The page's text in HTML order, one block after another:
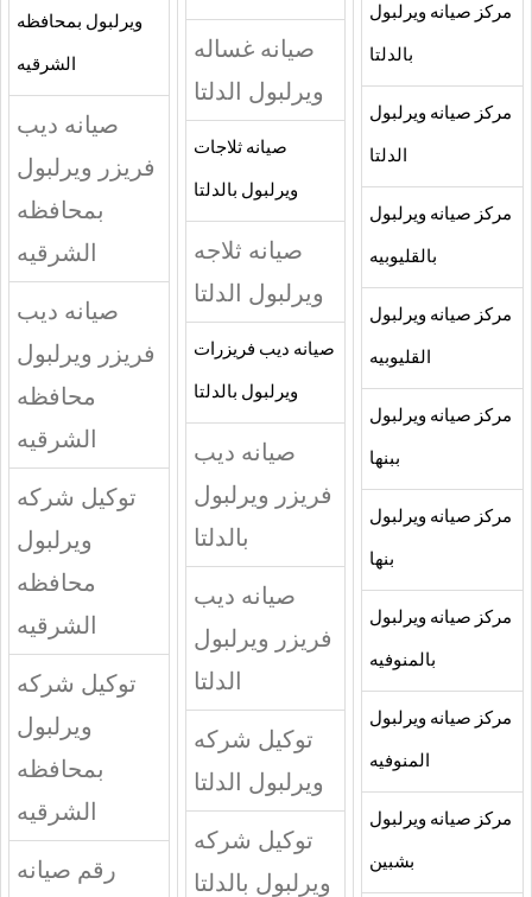
مركز صيانه ويرلبول
بالدلتا
مركز صيانه ويرلبول
الدلتا
مركز صيانه ويرلبول
بالقليوبيه
مركز صيانه ويرلبول
القليوبيه
مركز صيانه ويرلبول
ببنها
مركز صيانه ويرلبول
بنها
مركز صيانه ويرلبول
بالمنوفيه
مركز صيانه ويرلبول
المنوفيه
مركز صيانه ويرلبول
بشبين
صيانه غساله
ويرلبول الدلتا
صيانه ثلاجات
ويرلبول بالدلتا
صيانه ثلاجه
ويرلبول الدلتا
صيانه ديب فريزرات
ويرلبول بالدلتا
صيانه ديب
فريزر ويرلبول
بالدلتا
صيانه ديب
فريزر ويرلبول
الدلتا
توكيل شركه
ويرلبول الدلتا
توكيل شركه
ويرلبول بالدلتا
ويرلبول بمحافظه
الشرقيه
صيانه ديب
فريزر ويرلبول
بمحافظه
الشرقيه
صيانه ديب
فريزر ويرلبول
محافظه
الشرقيه
توكيل شركه
ويرلبول
محافظه
الشرقيه
توكيل شركه
ويرلبول
بمحافظه
الشرقيه
رقم صيانه